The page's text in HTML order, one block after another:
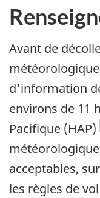
Avant de
d'information
environs de 11
Pacifique (HAP)
acceptables,
les règles de